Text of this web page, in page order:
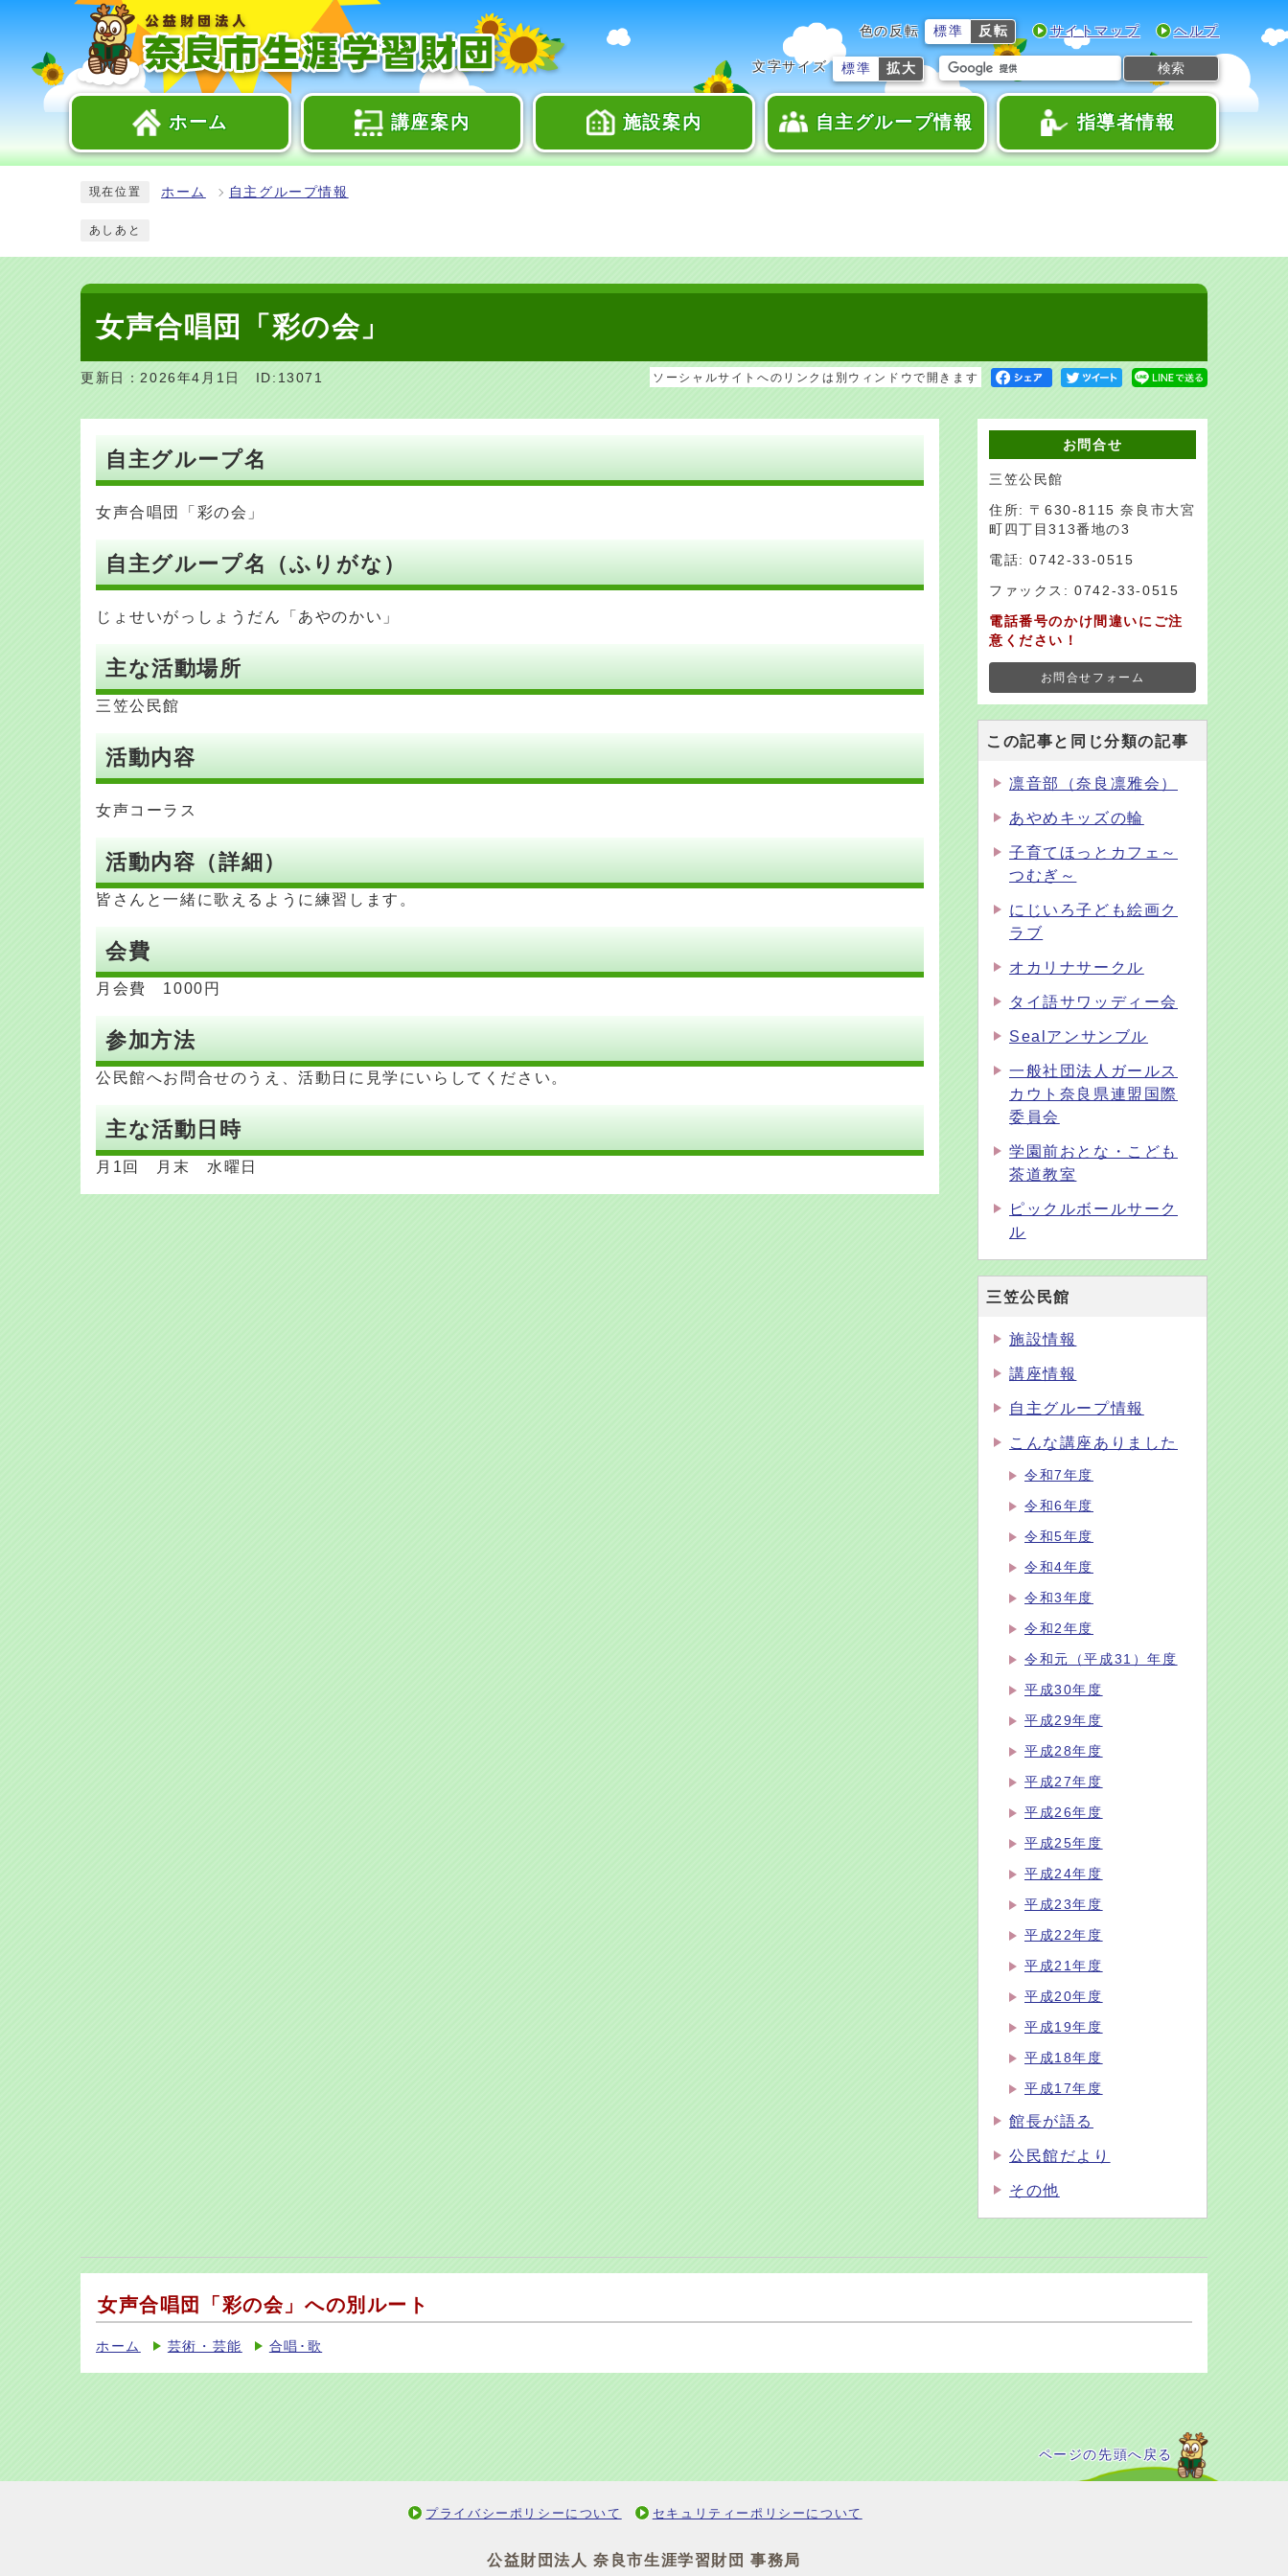
色の反転 標準 反転 サイトマップ ヘルプ
文字サイズ 標準 拡大 検索
ホーム 講座案内 施設案内 自主グループ情報 指導者情報
現在位置 ホーム 自主グループ情報
あしあと
女声合唱団「彩の会」
更新日：2026年4月1日 ID:13071 ソーシャルサイトへのリンクは別ウィンドウで開きます
自主グループ名
女声合唱団「彩の会」
自主グループ名（ふりがな）
じょせいがっしょうだん「あやのかい」
主な活動場所
三笠公民館
活動内容
女声コーラス
活動内容（詳細）
皆さんと一緒に歌えるように練習します。
会費
月会費 1000円
参加方法
公民館へお問合せのうえ、活動日に見学にいらしてください。
主な活動日時
月1回 月末 水曜日
お問合せ
三笠公民館
住所: 〒630-8115 奈良市大宮
町四丁目313番地の3
電話: 0742-33-0515
ファックス: 0742-33-0515
電話番号のかけ間違いにご注
意ください！
お問合せフォーム
この記事と同じ分類の記事
凛音部（奈良凛雅会）
あやめキッズの輪
子育てほっとカフェ～
つむぎ～
にじいろ子ども絵画ク
ラブ
オカリナサークル
タイ語サワッディー会
Sealアンサンブル
一般社団法人ガールス
カウト奈良県連盟国際
委員会
学園前おとな・こども
茶道教室
ピックルボールサーク
ル
三笠公民館
施設情報
講座情報
自主グループ情報
こんな講座ありました
令和7年度
令和6年度
令和5年度
令和4年度
令和3年度
令和2年度
令和元（平成31）年度
平成30年度
平成29年度
平成28年度
平成27年度
平成26年度
平成25年度
平成24年度
平成23年度
平成22年度
平成21年度
平成20年度
平成19年度
平成18年度
平成17年度
館長が語る
公民館だより
その他
女声合唱団「彩の会」への別ルート
ホーム 芸術・芸能 合唱･歌
ページの先頭へ戻る
プライバシーポリシーについて セキュリティーポリシーについて
公益財団法人 奈良市生涯学習財団 事務局